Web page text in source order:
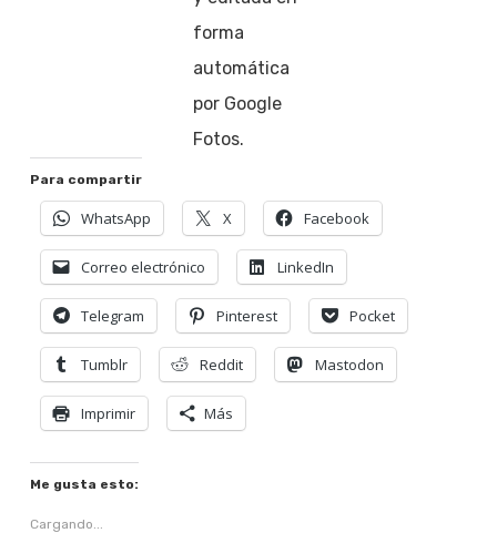
forma
automática
por Google
Fotos.
Para compartir
WhatsApp X Facebook
Correo electrónico LinkedIn
Telegram Pinterest Pocket
Tumblr Reddit Mastodon
Imprimir Más
Me gusta esto:
Cargando...